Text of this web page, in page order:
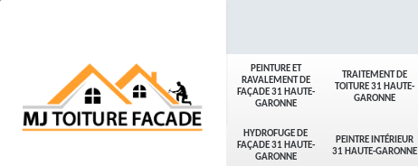
PEINTURE ET
RAVALEMENT DE
FAÇADE 31 HAUTE-
GARONNE
TRAITEMENT DE
TOITURE 31 HAUTE-
GARONNE
HYDROFUGE DE
FAÇADE 31 HAUTE-
GARONNE
PEINTRE INTÉRIEUR
31 HAUTE-GARONNE